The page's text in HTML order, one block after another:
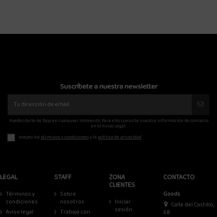
Suscríbete a nuestra newsletter
Puedes darte de baja en cualquier momento. Para ello, consulte nuestra información de contacto
en el Aviso Legal.
Acepto lostérminos y condicionesy la política de privacidad
LEGAL
Términos y
condiciones
Aviso legal
STAFF
Sobre
nosotros
Trabaja con
ZONA
CLIENTES
Iniciar
sesión
CONTACTO
Goods
Calle del Castillo,
68